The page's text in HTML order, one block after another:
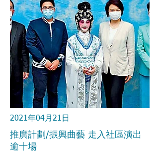
2021年04月21日
推廣計劃/振興曲藝 走入社區演出
逾十場